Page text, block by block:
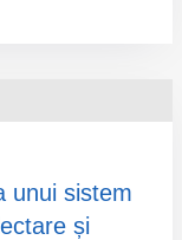
unui sistem
și